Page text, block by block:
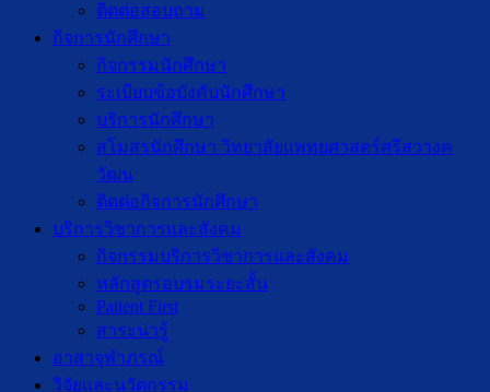
ติดต่อสอบถาม
กิจการนักศึกษา
กิจกรรมนักศึกษา
ระเบียบข้อบังคับนักศึกษา
บริการนักศึกษา
สโมสรนักศึกษา วิทยาลัยแพทยศาสตร์ศรีสวางค
วัฒน
ติดต่อกิจการนักศึกษา
บริการวิชาการและสังคม
กิจกรรมบริการวิชาการและสังคม
หลักสูตรอบรมระยะสั้น
Patient First
สาระน่ารู้
อาสาจุฬาภรณ์
วิจัยและนวัตกรรม